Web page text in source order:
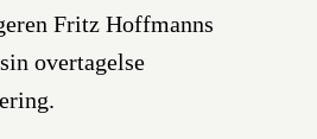
Fritz Hoffmanns
overtagelse